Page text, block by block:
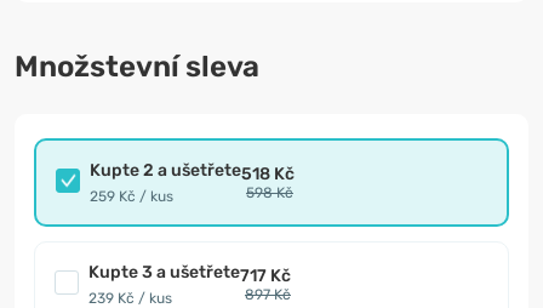
Množstevní sleva
Kupte 2 a ušetřete
259 Kč / kus
518 Kč
598 Kč
Kupte 3 a ušetřete
239 Kč / kus
717 Kč
897 Kč